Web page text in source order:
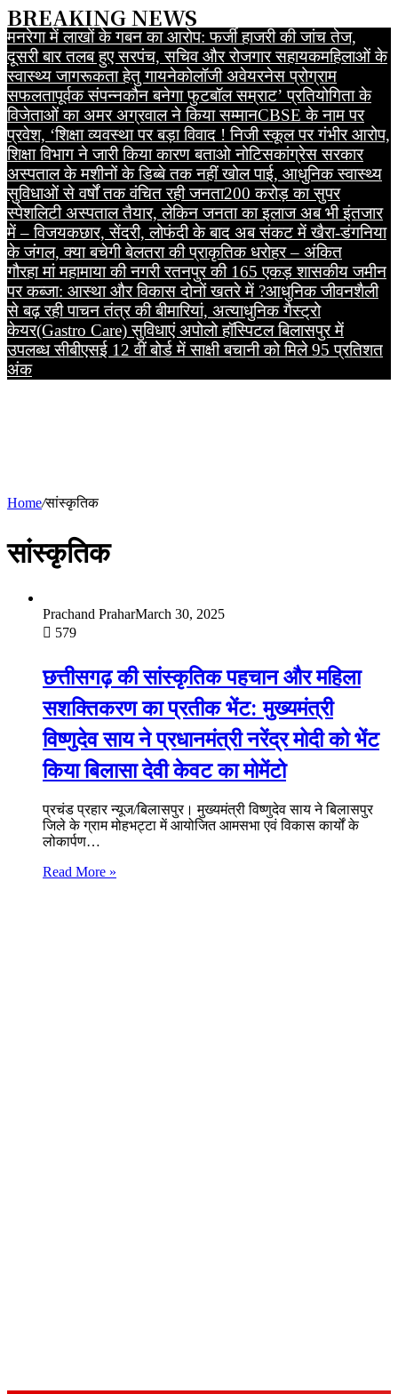
BREAKING NEWS
मनरेगा में लाखों के गबन का आरोप: फर्जी हाजरी की जांच तेज,
दूसरी बार तलब हुए सरपंच, सचिव और रोजगार सहायकमहिलाओं के
स्वास्थ्य जागरूकता हेतु गायनेकोलॉजी अवेयरनेस प्रोग्राम
सफलतापूर्वक संपन्नकौन बनेगा फुटबॉल सम्राट’ प्रतियोगिता के
विजेताओं का अमर अग्रवाल ने किया सम्मानCBSE के नाम पर
प्रवेश, ‘शिक्षा व्यवस्था पर बड़ा विवाद ! निजी स्कूल पर गंभीर आरोप,
शिक्षा विभाग ने जारी किया कारण बताओ नोटिसकांग्रेस सरकार
अस्पताल के मशीनों के डिब्बे तक नहीं खोल पाई, आधुनिक स्वास्थ्य
सुविधाओं से वर्षों तक वंचित रही जनता200 करोड़ का सुपर
स्पेशलिटी अस्पताल तैयार, लेकिन जनता का इलाज अब भी इंतजार
में – विजयकछार, सेंदरी, लोफंदी के बाद अब संकट में खैरा-डंगनिया
के जंगल, क्या बचेगी बेलतरा की प्राकृतिक धरोहर – अंकित
गौरहामां महामाया की नगरी रतनपुर की 165 एकड़ शासकीय जमीन
पर कब्जा: आस्था और विकास दोनों खतरे में ?आधुनिक जीवनशैली
से बढ़ रही पाचन तंत्र की बीमारियां, अत्याधुनिक गैस्ट्रो
केयर(Gastro Care) सुविधाएं अपोलो हॉस्पिटल बिलासपुर में
उपलब्धसीबीएसई 12 वीं बोर्ड में साक्षी बचानी को मिले 95 प्रतिशत
अंक
Home/सांस्कृतिक
सांस्कृतिक
Prachand PraharMarch 30, 2025
579
छत्तीसगढ़ की सांस्कृतिक पहचान और महिला
सशक्तिकरण का प्रतीक भेंट: मुख्यमंत्री
विष्णुदेव साय ने प्रधानमंत्री नरेंद्र मोदी को भेंट
किया बिलासा देवी केवट का मोमेंटो
प्रचंड प्रहार न्यूज/बिलासपुर। मुख्यमंत्री विष्णुदेव साय ने बिलासपुर
जिले के ग्राम मोहभट्टा में आयोजित आमसभा एवं विकास कार्यों के
लोकार्पण…
Read More »